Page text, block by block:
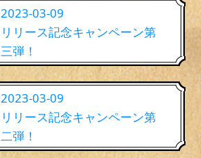
2023-03-09
リリース記念キャンペーン第
三弾！
2023-03-09
リリース記念キャンペーン第
二弾！